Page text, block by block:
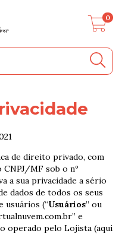
0
de direito privado, com
CNPJ/MF sob o nº
a sua privacidade a sério
dados de todos os seus
usuários (“Usuários” ou
e
operado pelo Lojista (aqui